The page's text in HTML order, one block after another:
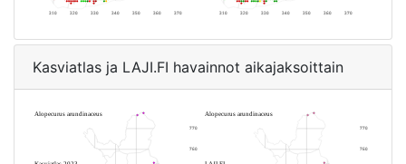
Kasviatlas ja LAJI.FI havainnot aikajaksoittain